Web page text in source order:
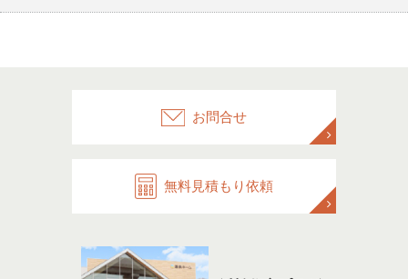
お問合せ
無料見積もり依頼